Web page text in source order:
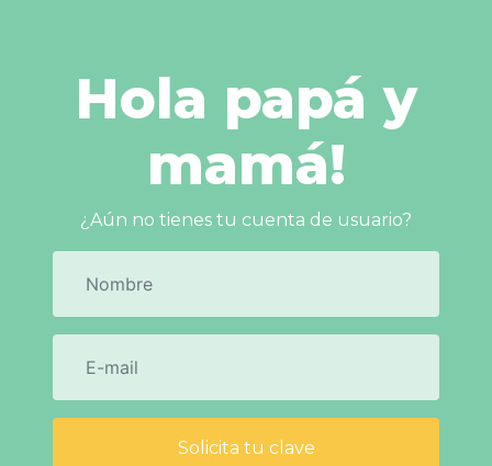
Hola papá y
mamá!
¿Aún no tienes tu cuenta de usuario?
Solicita tu clave